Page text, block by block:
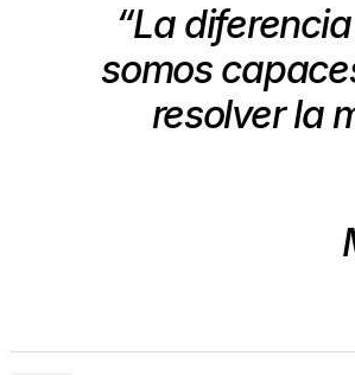
“La
somos
resolver la